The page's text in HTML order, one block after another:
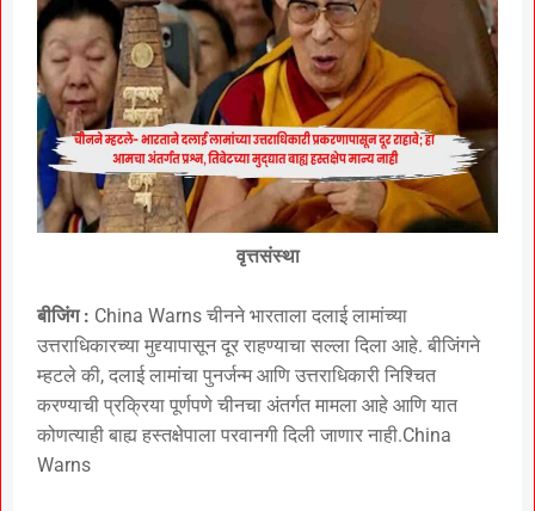
वृत्तसंस्था
बीजिंग : China Warns चीनने भारताला दलाई लामांच्या
उत्तराधिकारच्या मुद्द्यापासून दूर राहण्याचा सल्ला दिला आहे. बीजिंगने
म्हटले की, दलाई लामांचा पुनर्जन्म आणि उत्तराधिकारी निश्चित
करण्याची प्रक्रिया पूर्णपणे चीनचा अंतर्गत मामला आहे आणि यात
कोणत्याही बाह्य हस्तक्षेपाला परवानगी दिली जाणार नाही.China
Warns